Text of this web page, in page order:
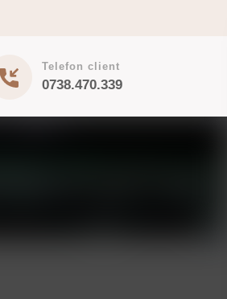
Telefon client
0738.470.339